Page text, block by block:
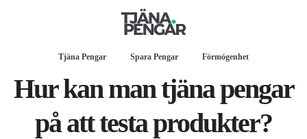
Tjäna Pengar Spara Pengar Förmögenhet
Hur kan man tjäna pengar
på att testa produkter?